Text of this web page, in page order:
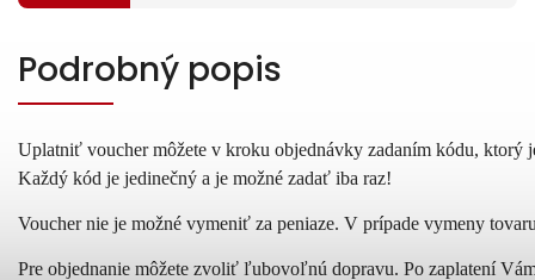
Podrobný popis
Uplatniť voucher môžete v kroku objednávky zadaním kódu, ktorý
Každý kód je jedinečný a je možné zadať iba raz!
Voucher nie je možné vymeniť za peniaze. V prípade vymeny
Pre objednanie môžete zvoliť ľubovoľnú dopravu. Po zaplatení